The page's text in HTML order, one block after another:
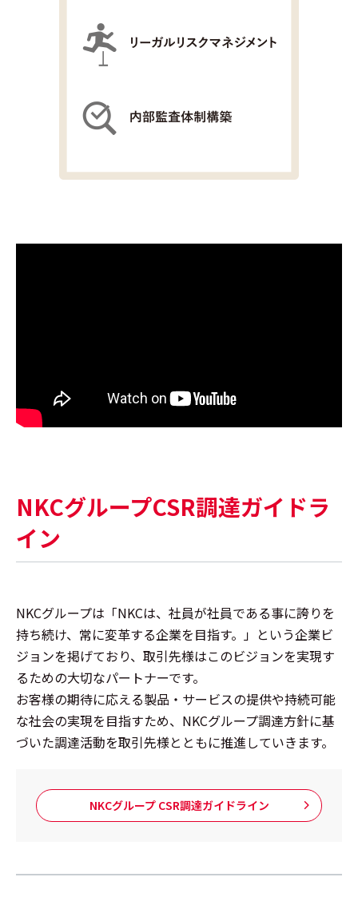
NKCグループCSR調達ガイドラ
イン
NKCグループは「NKCは、社員が社員である事に誇りを
持ち続け、常に変革する企業を目指す。」という企業ビ
ジョンを掲げており、取引先様はこのビジョンを実現す
るための大切なパートナーです。
お客様の期待に応える製品・サービスの提供や持続可能
な社会の実現を目指すため、NKCグループ調達方針に基
づいた調達活動を取引先様とともに推進していきます。
NKCグループ CSR調達ガイドライン